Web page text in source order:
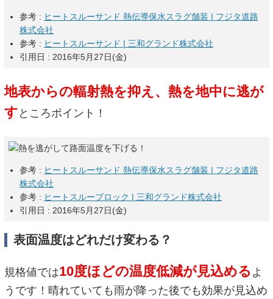
参考 : ヒートスルーサンド 熱伝導保水スラグ舗装 | フジタ道路
株式会社
参考 : ヒートスルーサンド | 三和グランド株式会社
引用日 : 2016年5月27日(金)
地表からの輻射熱を抑え、熱を地中に逃が
す ところポイント！
参考 : ヒートスルーサンド 熱伝導保水スラグ舗装 | フジタ道路
株式会社
参考 : ヒートスルーブロック | 三和グランド株式会社
引用日 : 2016年5月27日(金)
表面温度はどれだけ変わる？
規格値では10度ほどの温度低減が見込める よ
うです！晴れていても雨が降った後でも効果が見込め